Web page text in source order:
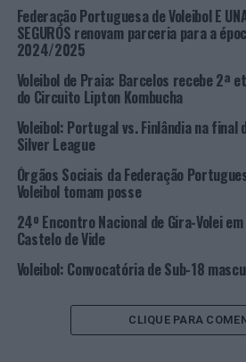
TÓPICOS RELACIONADOS:
DESTAQUE
FEDERAÇÃO PORTUGUESA DE VOLEIBOL
PRÓXIMO
Alunos de Barcelos mostram
reciclado
NÃO PERCA
Barcelos: Instituto Politécnico do
(IPCA) assinala 27 anos de existência
Federação Portuguesa de Voleibol E
SEGUROS renovam parceria para a
2024/2025
Voleibol de Praia: Barcelos recebe 2ª
do Circuito Lipton Kombucha
Voleibol: Portugal vs. Finlândia na final
Silver League
Órgãos Sociais da Federação
Voleibol tomam posse
24º Encontro Nacional de Gira-Volei em
Castelo de Vide
Voleibol: Convocatória de Sub-18
CLIQUE PARA